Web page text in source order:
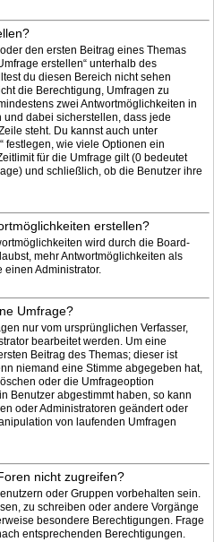
den ersten Beitrag eines Themas
erstellen“ unterhalb des
du diesen Bereich nicht sehen
die Berechtigung, Umfragen zu
zwei Antwortmöglichkeiten in
dabei sicherstellen, dass jede
steht. Du kannst auch unter
festlegen, wie viele Optionen ein
für die Umfrage gilt (0 bedeutet
und schließlich, ob die Benutzer ihre
erstellen?
wird durch die Board-
mehr Antwortmöglichkeiten als
einen Administrator.
Umfrage?
nur vom ursprünglichen Verfasser,
bearbeitet werden. Um eine
Beitrag des Themas; dieser ist
niemand eine Stimme abgegeben hat,
oder die Umfrageoption
Benutzer abgestimmt haben, so kann
oder Administratoren geändert oder
von laufenden Umfragen
nicht zugreifen?
oder Gruppen vorbehalten sein.
zu schreiben oder andere Vorgänge
besondere Berechtigungen. Frage
entsprechenden Berechtigungen.